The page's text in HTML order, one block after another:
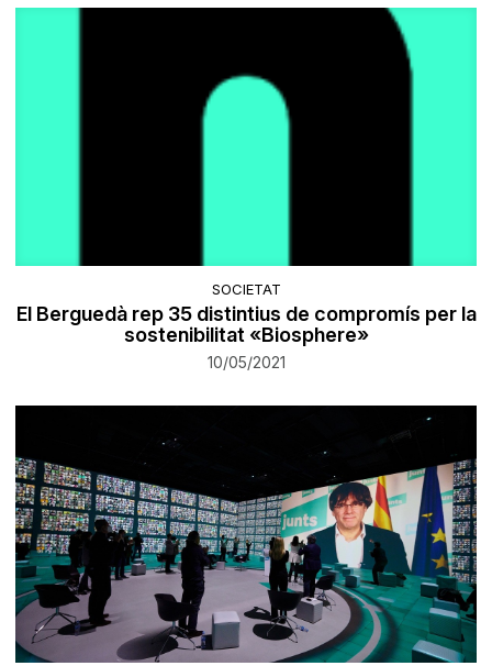
SOCIETAT
El Berguedà rep 35 distintius de compromís per la
sostenibilitat «Biosphere»
10/05/2021